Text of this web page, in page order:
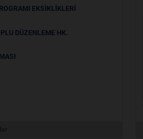
EKSIKLIKLERI
DÜZENLEME HK.